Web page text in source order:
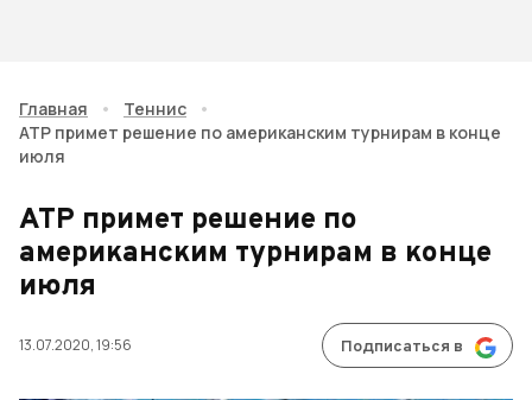
Главная • Теннис
•
АТР примет решение по американским турнирам в конце
июля
АТР примет решение по
американским турнирам в конце
июля
13.07.2020, 19:56 Подписаться в